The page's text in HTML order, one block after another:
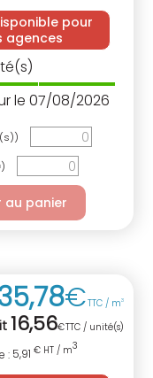
pour
agences
le 07/08/2026
)
au panier
,78€TTC / m3
16,56€TTC / unité(s)
: 5,91 € HT / m3